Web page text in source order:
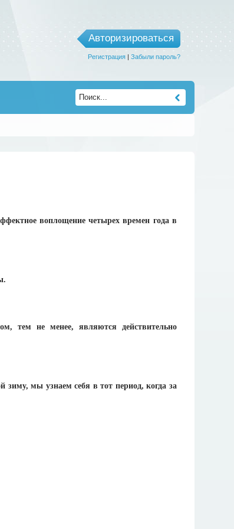
Авторизироваться
Регистрация| Забыли пароль?
воплощение четырех времен года в
тем не менее, являются действительно
мы узнаем себя в тот период, когда за